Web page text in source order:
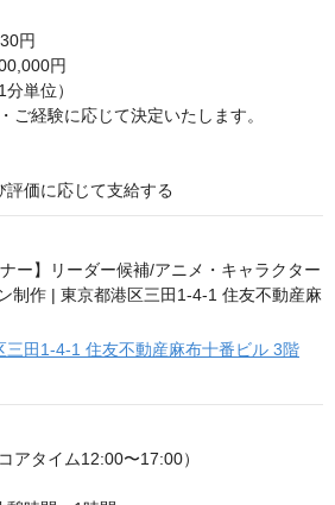
円
円
単位）
経験に応じて決定いたします。
評価に応じて支給する
田1-4-1 住友不動産麻布十番ビル 3階
アタイム12:00〜17:00）